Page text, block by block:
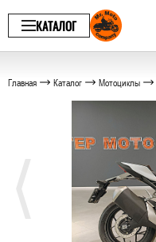
КАТАЛОГ
Главная Каталог Мотоциклы